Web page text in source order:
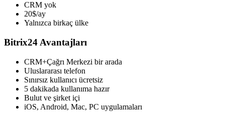
CRM yok
20$/ay
Yalnızca birkaç ülke
Bitrix24 Avantajları
CRM+Çağrı Merkezi bir arada
Uluslararası telefon
Sınırsız kullanıcı ücretsiz
5 dakikada kullanıma hazır
Bulut ve şirket içi
iOS, Android, Mac, PC uygulamaları